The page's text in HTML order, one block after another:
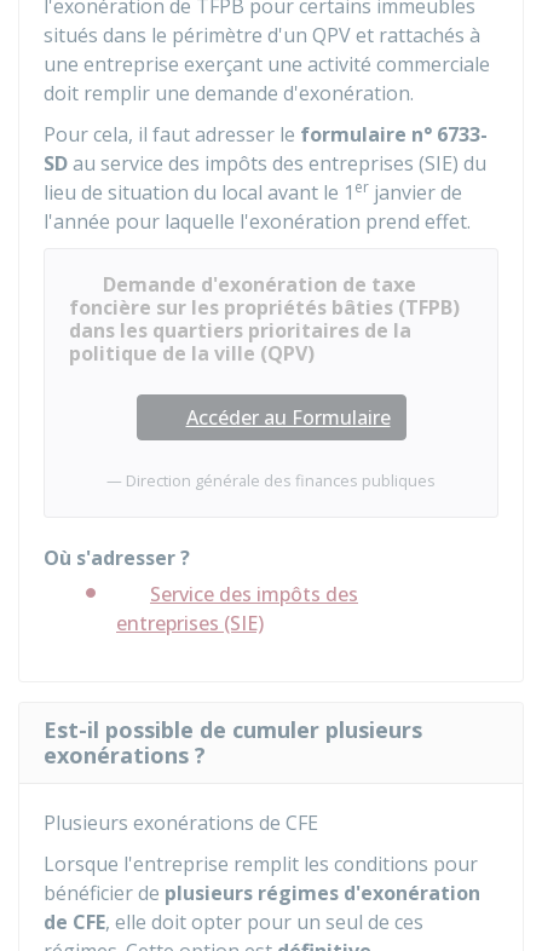
l'exonération de TFPB pour certains immeubles
situés dans le périmètre d'un QPV et rattachés à
une entreprise exerçant une activité commerciale
doit remplir une demande d'exonération.
Pour cela, il faut adresser le formulaire n° 6733-
SDau service des impôts des entreprises (SIE) du
lieu de situation du local avant le 1 er janvier de
l'année pour laquelle l'exonération prend effet.
Demande d'exonération de taxe
foncière sur les propriétés bâties (TFPB)
dans les quartiers prioritaires de la
politique de la ville (QPV)
Accéder au Formulaire
Direction générale des finances publiques
Où s'adresser ?
Service des impôts des
entreprises (SIE)
Est-il possible de cumuler plusieurs
exonérations ?
Plusieurs exonérations de CFE
Lorsque l'entreprise remplit les conditions pour
bénéficier de plusieurs régimes d'exonération
de CFE, elle doit opter pour un seul de ces